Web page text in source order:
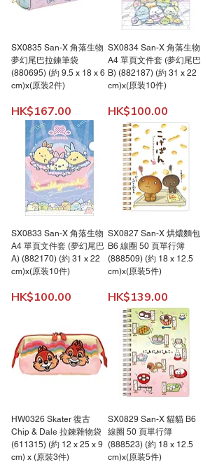
SX0835 San-X 角落生物
夢幻尾巴拉鍊筆袋
(880695) (約 9.5 x 18 x 6
cm)x(原装2件)
價格
HK$167.00
SX0834 San-X 角落生物
A4 單頁文件套 (夢幻尾巴
B) (882187) (約 31 x 22
cm)x(原装10件)
價格
HK$100.00
SX0833 San-X 角落生物
A4 單頁文件套 (夢幻尾巴
A) (882170) (約 31 x 22
cm)x(原装10件)
價格
HK$100.00
SX0827 San-X 烘燶麵包
B6 線圈 50 頁單行簿
(888509) (約 18 x 12.5
cm)x(原装5件)
價格
HK$139.00
HW0326 Skater 復古
Chip & Dale 拉鍊雜物袋
(611315) (約 12 x 25 x 9
cm) x (原裝3件)
SX0829 San-X 貓貓 B6
線圈 50 頁單行簿
(888523) (約 18 x 12.5
cm)x(原装5件)